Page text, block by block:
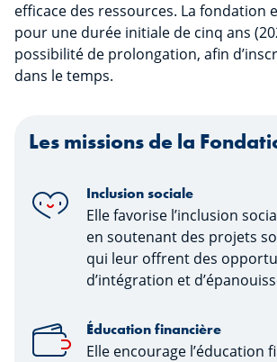
efficace des ressources. La fondation
pour une durée initiale de cinq ans
possibilité de prolongation, afin
dans le temps.
Les missions de la
Inclusion sociale
Elle favorise l’inclusion
en soutenant des projets
qui leur offrent des
d’intégration et
Éducation financière
Elle encourage l’éducation